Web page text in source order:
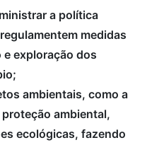
a política
medidas
exploração dos
ambientais, como a
ambiental,
ecológicas, fazendo